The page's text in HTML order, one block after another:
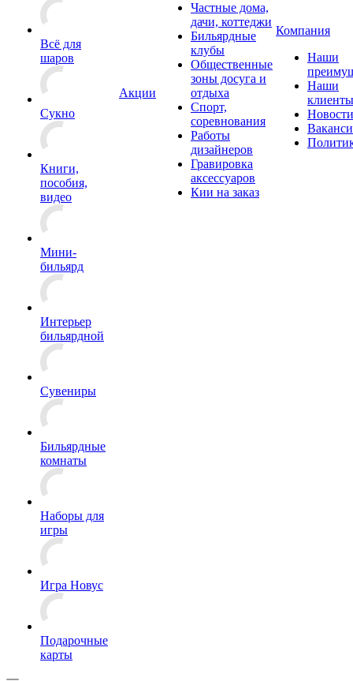
Всё для
шаров
Сукно
Книги,
пособия,
видео
Мини-
бильярд
Интерьер
бильярдной
Сувениры
Бильярдные
комнаты
Наборы для
игры
Игра Новус
Подарочные
карты
Акции
Частные дома,
дачи, коттеджи
Бильярдные
клубы
Общественные
зоны досуга и
отдыха
Спорт,
соревнования
Работы
дизайнеров
Гравировка
аксессуаров
Кии на заказ
Компания
Наши
Наши
клиенты
Новости